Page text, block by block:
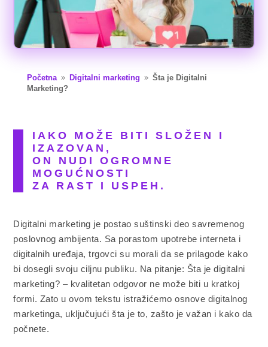
Početna 9 Digitalni marketing 9 Šta je Digitalni
Marketing?
IAKO MOŽE BITI SLOŽEN I
IZAZOVAN,
ON NUDI OGROMNE
MOGUĆNOSTI
ZA RAST I USPEH.
Digitalni marketing je postao suštinski deo savremenog
poslovnog ambijenta. Sa porastom upotrebe interneta i
digitalnih uređaja, trgovci su morali da se prilagode kako
bi dosegli svoju ciljnu publiku. Na pitanje: Šta je digitalni
marketing? – kvalitetan odgovor ne može biti u kratkoj
formi. Zato u ovom tekstu istražićemo osnove digitalnog
marketinga, uključujući šta je to, zašto je važan i kako da
počnete.